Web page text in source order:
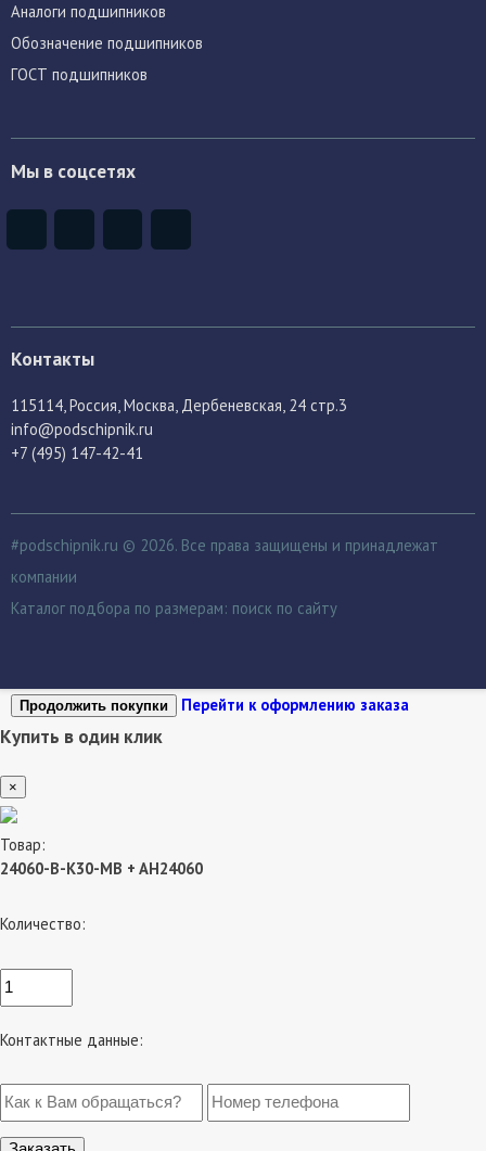
Аналоги подшипников
Обозначение подшипников
ГОСТ подшипников
Мы в соцсетях
Контакты
115114 , Россия, Москва, Дербеневская, 24 стр.3
info@podschipnik.ru
+7 (495) 147-42-41
#podschipnik.ru © 2026. Все права защищены и принадлежат
компании
Каталог подбора по размерам: поиск по сайту
Продолжить покупки Перейти к оформлению заказа
Купить в один клик
×
Товар:
24060-B-K30-MB + AH24060
Количество:
Контактные данные: